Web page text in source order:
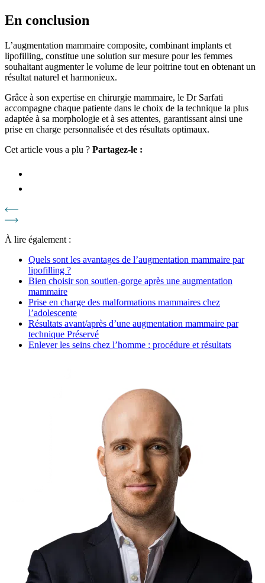
En conclusion
L’augmentation mammaire composite, combinant implants et
lipofilling, constitue une solution sur mesure pour les femmes
souhaitant augmenter le volume de leur poitrine tout en obtenant un
résultat naturel et harmonieux.
Grâce à son expertise en chirurgie mammaire, le Dr Sarfati
accompagne chaque patiente dans le choix de la technique la plus
adaptée à sa morphologie et à ses attentes, garantissant ainsi une
prise en charge personnalisée et des résultats optimaux.​
Cet article vous a plu ? Partagez-le :
À lire également :
Quels sont les avantages de l’augmentation mammaire par
lipofilling ?
Bien choisir son soutien-gorge après une augmentation
mammaire
Prise en charge des malformations mammaires chez
l’adolescente
Résultats avant/après d’une augmentation mammaire par
technique Préservé
Enlever les seins chez l’homme : procédure et résultats